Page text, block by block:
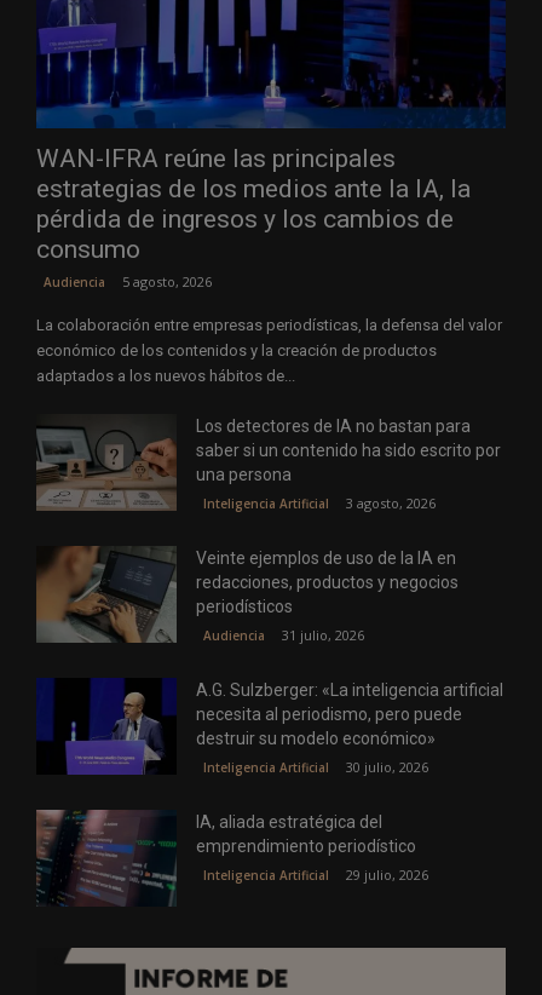
WAN-IFRA reúne las principales
estrategias de los medios ante la IA, la
pérdida de ingresos y los cambios de
consumo
Audiencia 5 agosto, 2026
La colaboración entre empresas periodísticas, la defensa del valor
económico de los contenidos y la creación de productos
adaptados a los nuevos hábitos de...
Los detectores de IA no bastan para
saber si un contenido ha sido escrito por
una persona
Inteligencia Artificial 3 agosto, 2026
Veinte ejemplos de uso de la IA en
redacciones, productos y negocios
periodísticos
Audiencia 31 julio, 2026
A.G. Sulzberger: «La inteligencia artificial
necesita al periodismo, pero puede
destruir su modelo económico»
Inteligencia Artificial 30 julio, 2026
IA, aliada estratégica del
emprendimiento periodístico
Inteligencia Artificial 29 julio, 2026